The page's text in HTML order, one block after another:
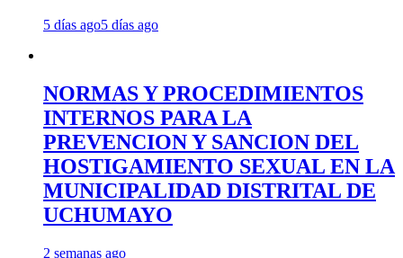
5 días ago5 días ago
NORMAS Y PROCEDIMIENTOS
INTERNOS PARA LA
PREVENCION Y SANCION DEL
HOSTIGAMIENTO SEXUAL EN LA
MUNICIPALIDAD DISTRITAL DE
UCHUMAYO
2 semanas ago